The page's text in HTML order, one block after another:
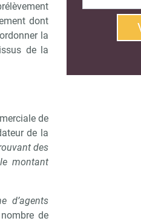
dont
la
de la
de
de la
des
montant
d’agents
de
newsletter